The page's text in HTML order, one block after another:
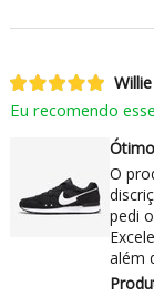
Willie
Eu recomendo
O
pedi
além